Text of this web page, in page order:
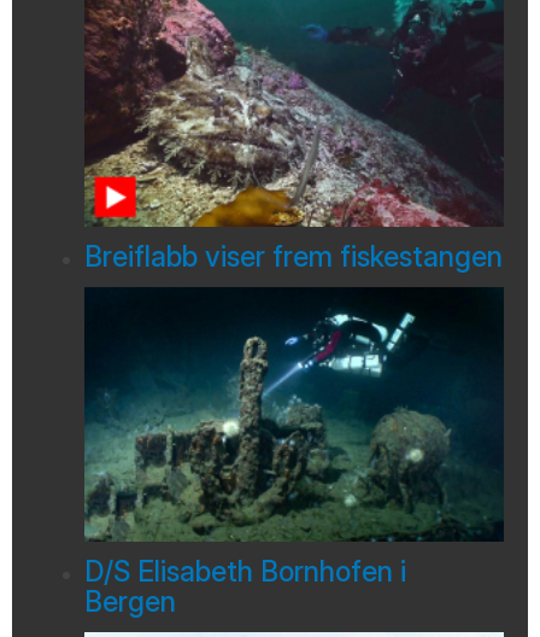
Breiflabb viser frem fiskestangen
D/S Elisabeth Bornhofen i
Bergen